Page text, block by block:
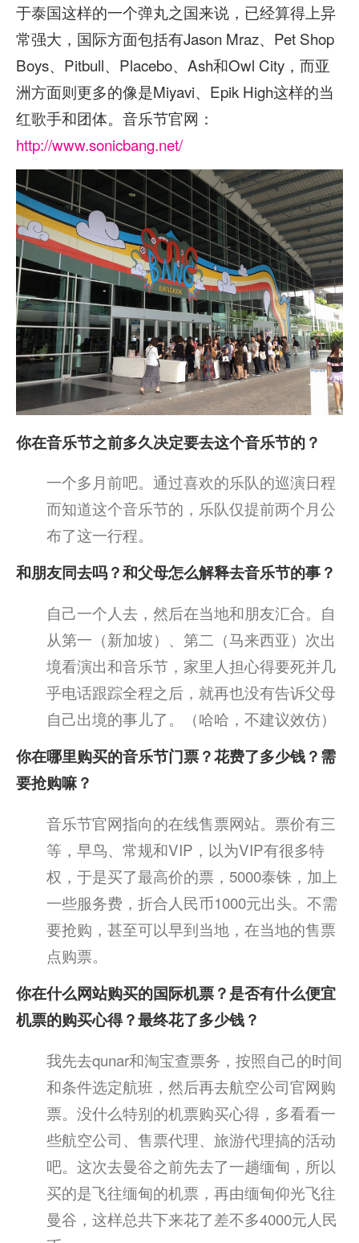
于泰国这样的一个弹丸之国来说，已经算得上异
常强大，国际方面包括有Jason Mraz、Pet Shop
Boys、Pitbull、Placebo、Ash和Owl City，而亚
洲方面则更多的像是Miyavi、Epik High这样的当
红歌手和团体。音乐节官网：
http://www.sonicbang.net/
你在音乐节之前多久决定要去这个音乐节的？
一个多月前吧。通过喜欢的乐队的巡演日程
而知道这个音乐节的，乐队仅提前两个月公
布了这一行程。
和朋友同去吗？和父母怎么解释去音乐节的事？
自己一个人去，然后在当地和朋友汇合。自
从第一（新加坡）、第二（马来西亚）次出
境看演出和音乐节，家里人担心得要死并几
乎电话跟踪全程之后，就再也没有告诉父母
自己出境的事儿了。（哈哈，不建议效仿）
你在哪里购买的音乐节门票？花费了多少钱？需
要抢购嘛？
音乐节官网指向的在线售票网站。票价有三
等，早鸟、常规和VIP，以为VIP有很多特
权，于是买了最高价的票，5000泰铢，加上
一些服务费，折合人民币1000元出头。不需
要抢购，甚至可以早到当地，在当地的售票
点购票。
你在什么网站购买的国际机票？是否有什么便宜
机票的购买心得？最终花了多少钱？
我先去qunar和淘宝查票务，按照自己的时间
和条件选定航班，然后再去航空公司官网购
票。没什么特别的机票购买心得，多看看一
些航空公司、售票代理、旅游代理搞的活动
吧。这次去曼谷之前先去了一趟缅甸，所以
买的是飞往缅甸的机票，再由缅甸仰光飞往
曼谷，这样总共下来花了差不多4000元人民